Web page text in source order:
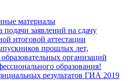
материалы
подачи заявлений на сдачу
итоговой аттестации
прошлых лет,
организаций
образования!
результатов ГИА 2019